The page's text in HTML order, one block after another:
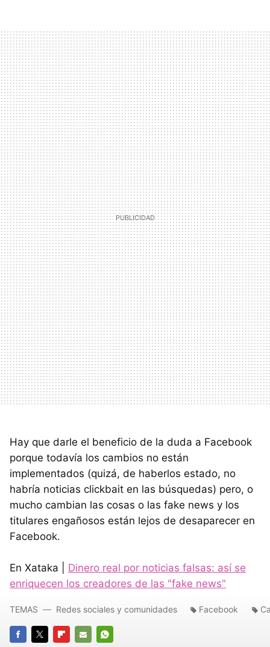
Hay que darle el beneficio de la duda a Facebook
porque todavía los cambios no están
implementados (quizá, de haberlos estado, no
habría noticias clickbait en las búsquedas) pero, o
mucho cambian las cosas o las fake news y los
titulares engañosos están lejos de desaparecer en
Facebook.
En Xataka | Dinero real por noticias falsas: así se
enriquecen los creadores de las "fake news"
TEMAS Redes sociales y comunidades Facebook